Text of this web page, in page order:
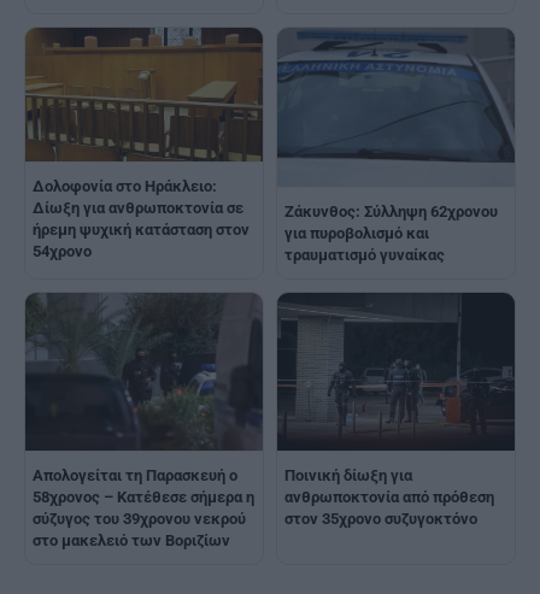
Δολοφονία στο Ηράκλειο:
Δίωξη για ανθρωποκτονία σε
ήρεμη ψυχική κατάσταση στον
54χρονο
Ζάκυνθος: Σύλληψη 62χρονου
για πυροβολισμό και
τραυματισμό γυναίκας
Απολογείται τη Παρασκευή ο
58χρονος – Κατέθεσε σήμερα η
σύζυγος του 39χρονου νεκρού
στο μακελειό των Βοριζίων
Ποινική δίωξη για
ανθρωποκτονία από πρόθεση
στον 35χρονο συζυγοκτόνο